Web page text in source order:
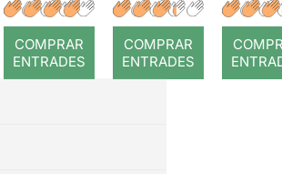
COMPRAR
ENTRADES
COMPRAR
ENTRADES